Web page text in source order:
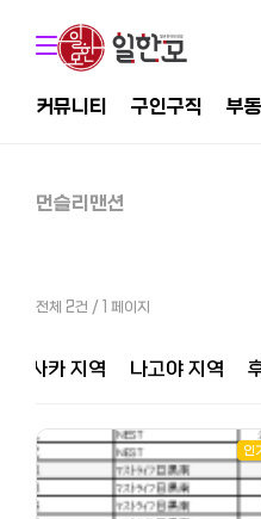
커뮤니티 구인구직 부
먼슬리맨션
전체 2건 / 1 페이지
오사카 지역 나고야 지역
인